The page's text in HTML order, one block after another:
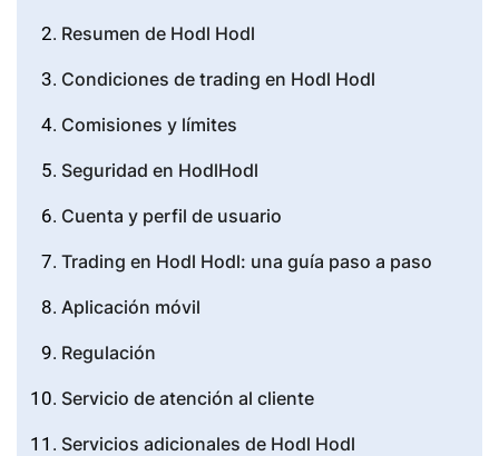
Resumen de Hodl Hodl
Condiciones de trading en Hodl Hodl
Comisiones y límites
Seguridad en HodlHodl
Cuenta y perfil de usuario
Trading en Hodl Hodl: una guía paso a paso
Aplicación móvil
Regulación
Servicio de atención al cliente
Servicios adicionales de Hodl Hodl